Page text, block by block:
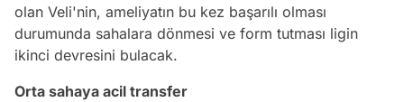
olan Veli'nin, ameliyatın bu kez başarılı olması
durumunda sahalara dönmesi ve form tutması ligin
ikinci devresini bulacak.
Orta sahaya acil transfer